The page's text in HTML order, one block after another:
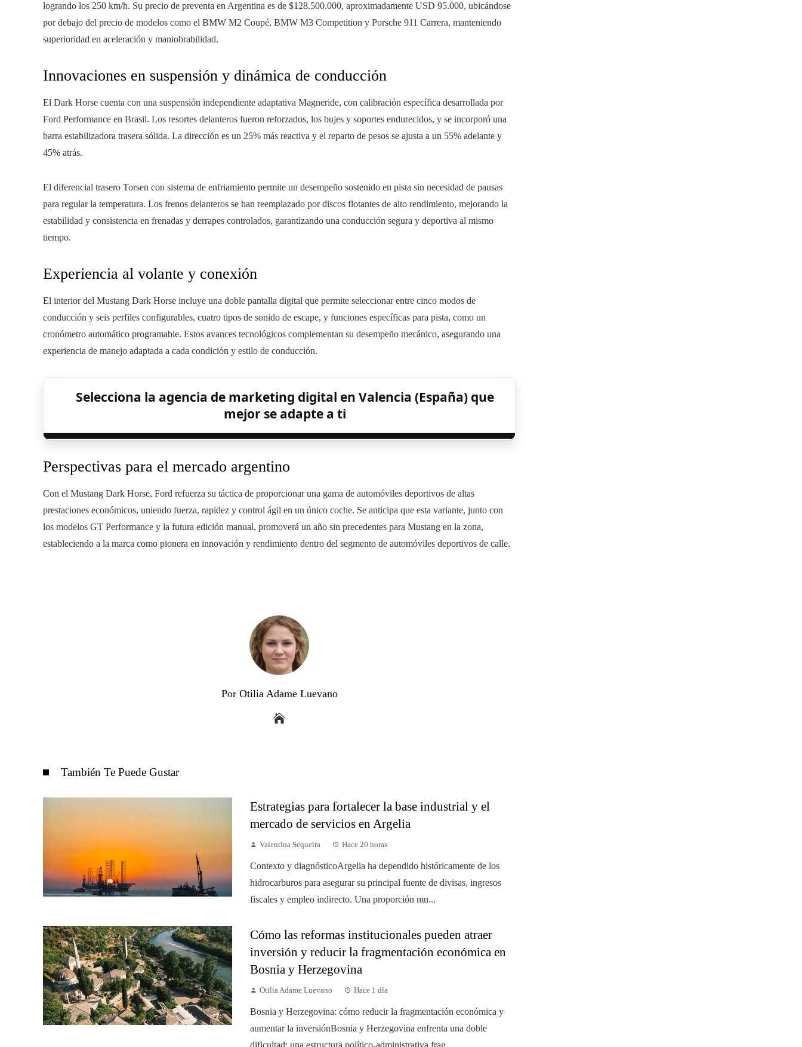
logrando los 250 km/h. Su precio de preventa en Argentina es de $128.500.000, aproximadamente USD 95.000, ubicándose
por debajo del precio de modelos como el BMW M2 Coupé, BMW M3 Competition y Porsche 911 Carrera, manteniendo
superioridad en aceleración y maniobrabilidad.
Innovaciones en suspensión y dinámica de conducción
El Dark Horse cuenta con una suspensión independiente adaptativa Magneride, con calibración específica desarrollada por
Ford Performance en Brasil. Los resortes delanteros fueron reforzados, los bujes y soportes endurecidos, y se incorporó una
barra estabilizadora trasera sólida. La dirección es un 25% más reactiva y el reparto de pesos se ajusta a un 55% adelante y
45% atrás.
El diferencial trasero Torsen con sistema de enfriamiento permite un desempeño sostenido en pista sin necesidad de pausas
para regular la temperatura. Los frenos delanteros se han reemplazado por discos flotantes de alto rendimiento, mejorando la
estabilidad y consistencia en frenadas y derrapes controlados, garantizando una conducción segura y deportiva al mismo
tiempo.
Experiencia al volante y conexión
El interior del Mustang Dark Horse incluye una doble pantalla digital que permite seleccionar entre cinco modos de
conducción y seis perfiles configurables, cuatro tipos de sonido de escape, y funciones específicas para pista, como un
cronómetro automático programable. Estos avances tecnológicos complementan su desempeño mecánico, asegurando una
experiencia de manejo adaptada a cada condición y estilo de conducción.
Selecciona la agencia de marketing digital en Valencia (España) que
mejor se adapte a ti
Perspectivas para el mercado argentino
Con el Mustang Dark Horse, Ford refuerza su táctica de proporcionar una gama de automóviles deportivos de altas
prestaciones económicos, uniendo fuerza, rapidez y control ágil en un único coche. Se anticipa que esta variante, junto con
los modelos GT Performance y la futura edición manual, promoverá un año sin precedentes para Mustang en la zona,
estableciendo a la marca como pionera en innovación y rendimiento dentro del segmento de automóviles deportivos de calle.
Por Otilia Adame Luevano
También Te Puede Gustar
Estrategias para fortalecer la base industrial y el
mercado de servicios en Argelia
Valentina Sequeira Hace 20 horas
Contexto y diagnósticoArgelia ha dependido históricamente de los
hidrocarburos para asegurar su principal fuente de divisas, ingresos
fiscales y empleo indirecto. Una proporción mu...
Cómo las reformas institucionales pueden atraer
inversión y reducir la fragmentación económica en
Bosnia y Herzegovina
Otilia Adame Luevano Hace 1 día
Bosnia y Herzegovina: cómo reducir la fragmentación económica y
aumentar la inversiónBosnia y Herzegovina enfrenta una doble